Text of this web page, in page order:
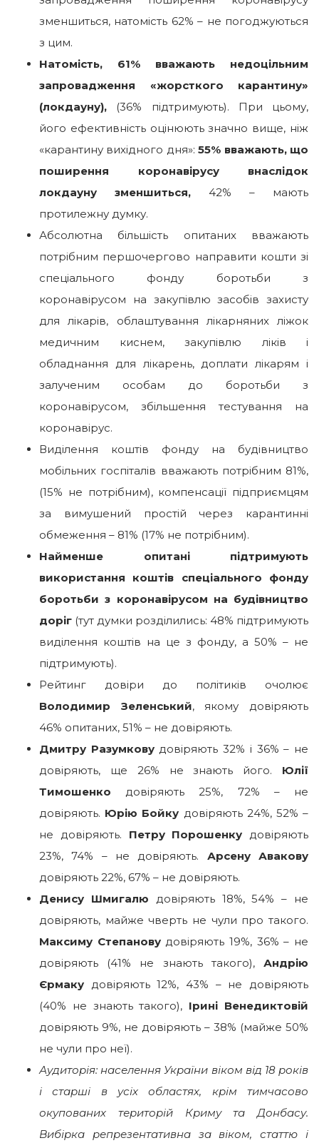
зменшиться, натомість 62% – не погоджуються
з цим.
Натомість, 61% вважають недоцільним
запровадження «жорсткого карантину»
(локдауну), (36% підтримують). При цьому,
його ефективність оцінюють значно вище, ніж
«карантину вихідного дня»:55% вважають, що
поширення коронавірусу внаслідок
локдауну зменшиться, 42% – мають
протилежну думку.
Абсолютна більшість опитаних вважають
потрібним першочергово направити кошти зі
спеціального фонду боротьби з
коронавірусом на закупівлю засобів захисту
для лікарів, облаштування лікарняних ліжок
медичним киснем, закупівлю ліків і
обладнання для лікарень, доплати лікарям і
залученим особам до боротьби з
коронавірусом, збільшення тестування на
коронавірус.
Виділення коштів фонду на будівництво
мобільних госпіталів вважають потрібним 81%,
(15% не потрібним), компенсації підприємцям
за вимушений простій через карантинні
обмеження – 81% (17% не потрібним).
Найменше опитані підтримують
використання коштів спеціального фонду
боротьби з коронавірусом на будівництво
доріг (тут думки розділились: 48% підтримують
виділення коштів на це з фонду, а 50% – не
підтримують).
Рейтинг довіри до політиків очолює
Володимир Зеленський, якому довіряють
46% опитаних, 51% – не довіряють.
Дмитру Разумковудовіряють 32% і 36% – не
довіряють, ще 26% не знають його. Юлії
Тимошенко довіряють 25%, 72% – не
довіряють. Юрію Бойку довіряють 24%, 52% –
не довіряють. Петру Порошенку довіряють
23%, 74% – не довіряють. Арсену Авакову
довіряють 22%, 67% – не довіряють.
Денису Шмигалю довіряють 18%, 54% – не
довіряють, майже чверть не чули про такого.
Максиму Степановудовіряють 19%, 36% – не
довіряють (41% не знають такого), Андрію
Єрмаку довіряють 12%, 43% – не довіряють
(40% не знають такого), Ірині Венедиктовій
довіряють 9%, не довіряють – 38% (майже 50%
не чули про неї).
Аудиторія: населення України віком від 18 років
і старші в усіх областях, крім тимчасово
окупованих територій Криму та Донбасу.
Вибірка репрезентативна за віком, статтю і